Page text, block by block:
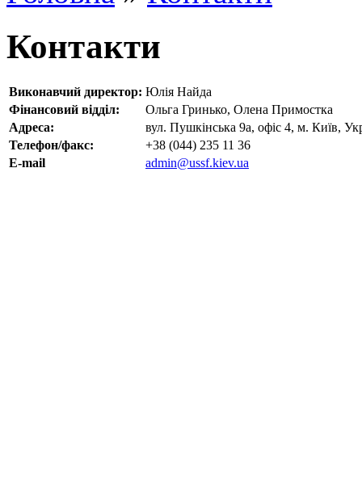
Контакти
Виконавчий директор: Юлія Найда
Фінансовий відділ:
Ольга Гринько, Олена Примостка
Адреса:
вул. Пушкінська 9а, офіс 4, м. Київ,
Телефон/факс:
+38 (044) 235 11 36
E-mail
admin@ussf.kiev.ua